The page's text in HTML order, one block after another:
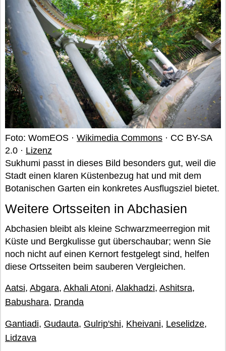
Foto: WomEOS · Wikimedia Commons · CC BY-SA
2.0 · Lizenz
Sukhumi passt in dieses Bild besonders gut, weil die
Stadt einen klaren Küstenbezug hat und mit dem
Botanischen Garten ein konkretes Ausflugsziel bietet.
Weitere Ortsseiten in Abchasien
Abchasien bleibt als kleine Schwarzmeerregion mit
Küste und Bergkulisse gut überschaubar; wenn Sie
noch nicht auf einen Kernort festgelegt sind, helfen
diese Ortsseiten beim sauberen Vergleichen.
Aatsi, Abgara, Akhali Atoni, Alakhadzi, Ashitsra,
Babushara, Dranda
Gantiadi, Gudauta, Gulrip'shi, Kheivani, Leselidze,
Lidzava